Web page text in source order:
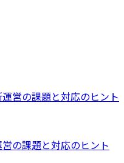
の課題と対応のヒント